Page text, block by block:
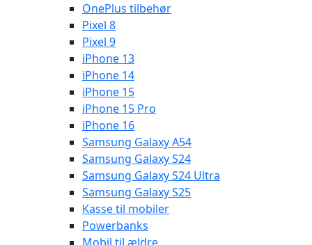
OnePlus tilbehør
Pixel 8
Pixel 9
iPhone 13
iPhone 14
iPhone 15
iPhone 15 Pro
iPhone 16
Samsung Galaxy A54
Samsung Galaxy S24
Samsung Galaxy S24 Ultra
Samsung Galaxy S25
Kasse til mobiler
Powerbanks